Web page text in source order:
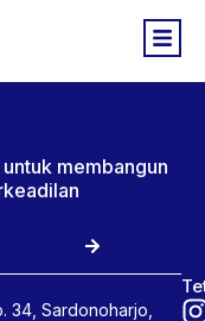
membangun
34, Sardonoharjo,